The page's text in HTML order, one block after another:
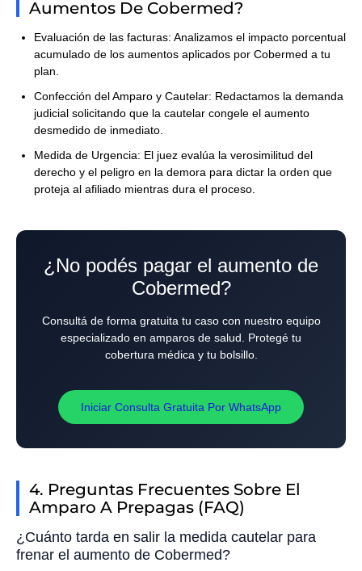
Aumentos De Cobermed?
Evaluación de las facturas: Analizamos el impacto porcentual
acumulado de los aumentos aplicados por Cobermed a tu
plan.
Confección del Amparo y Cautelar: Redactamos la demanda
judicial solicitando que la cautelar congele el aumento
desmedido de inmediato.
Medida de Urgencia: El juez evalúa la verosimilitud del
derecho y el peligro en la demora para dictar la orden que
proteja al afiliado mientras dura el proceso.
¿No podés pagar el aumento de
Cobermed?
Consultá de forma gratuita tu caso con nuestro equipo
especializado en amparos de salud. Protegé tu
cobertura médica y tu bolsillo.
Iniciar Consulta Gratuita Por WhatsApp
4. Preguntas Frecuentes Sobre El
Amparo A Prepagas (FAQ)
¿Cuánto tarda en salir la medida cautelar para
frenar el aumento de Cobermed?